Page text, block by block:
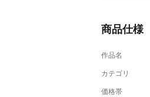
商品仕様
作品名
カテゴリ
価格帯